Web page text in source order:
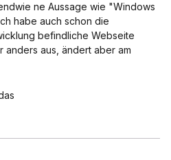
ne Aussage wie "Windows
habe auch schon die
befindliche Webseite
anders aus, ändert aber am